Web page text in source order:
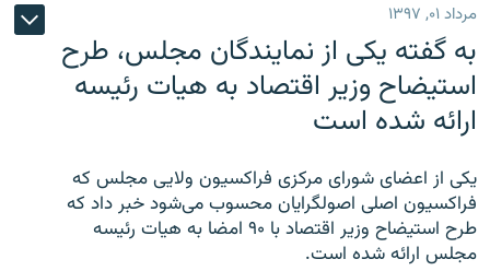
مرداد ۰۱, ۱۳۹۷
به گفته یکی از نمایندگان مجلس، طرح
استیضاح وزیر اقتصاد به هیات رئیسه
ارائه شده است
یکی از اعضای شورای مرکزی فراکسیون ولایی مجلس که
فراکسیون اصلی اصولگرایان محسوب می‌شود خبر داد که
طرح استیضاح وزیر اقتصاد با ۹۰ امضا به هیات رئیسه
مجلس ارائه شده است.